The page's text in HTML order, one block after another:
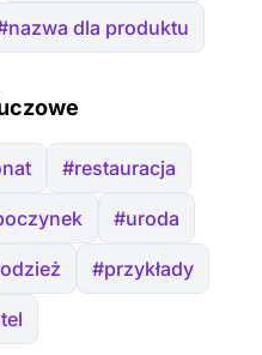
dla produktu
#restauracja
#uroda
#przykłady